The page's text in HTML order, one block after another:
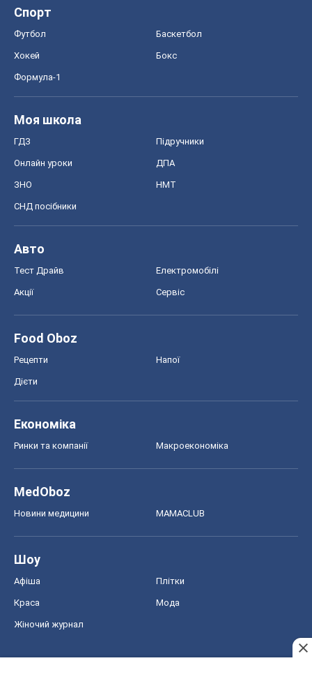
Спорт
Футбол Баскетбол
Хокей Бокс
Формула-1
Моя школа
ГДЗ Підручники
Онлайн уроки ДПА
ЗНО НМТ
СНД посібники
Авто
Тест Драйв Електромобілі
Акції Сервіс
Food Oboz
Рецепти Напої
Дієти
Економіка
Ринки та компанії Макроекономіка
MedOboz
Новини медицини MAMACLUB
Шоу
Афіша Плітки
Краса Мода
Жіночий журнал